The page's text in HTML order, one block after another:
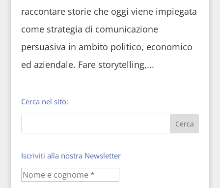
raccontare storie che oggi viene impiegata
come strategia di comunicazione
persuasiva in ambito politico, economico
ed aziendale. Fare storytelling,...
Cerca nel sito:
Iscriviti alla nostra Newsletter